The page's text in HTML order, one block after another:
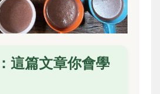
這篇文章你會學